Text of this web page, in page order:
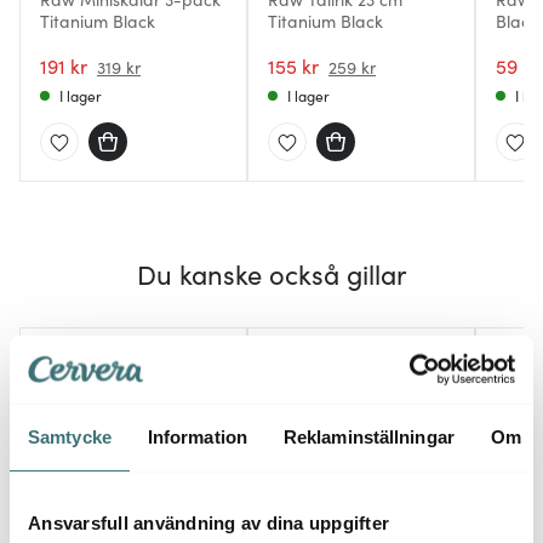
Samtycke Information Reklaminställningar Om
Ansvarsfull användning av dina uppgifter
Titanium Black
191 kr 319 kr
I lager
Titanium Black
155 kr 259 kr
I lager
Black
59 kr
I
Du kanske också gillar
40%